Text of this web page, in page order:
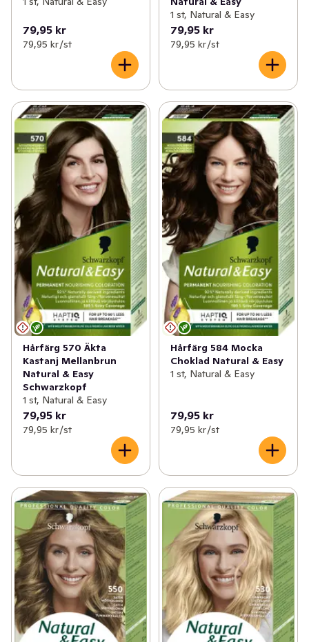
79,95 kr
79,95 kr /st
1 st, Natural & Easy
79,95 kr
79,95 kr /st
Hårfärg 570 Äkta
Kastanj Mellanbrun
Natural & Easy
Schwarzkopf
1 st, Natural & Easy
79,95 kr
79,95 kr /st
Hårfärg 584 Mocka
Choklad Natural & Easy
1 st, Natural & Easy
79,95 kr
79,95 kr /st